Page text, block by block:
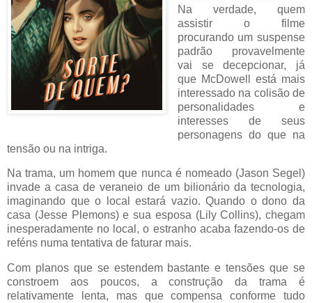
Na verdade, quem
assistir o filme
procurando um suspense
padrão provavelmente
vai se decepcionar, já
que McDowell está mais
interessado na colisão de
personalidades e
interesses de seus
personagens do que na
tensão ou na intriga.
Na trama, um homem que nunca é nomeado (Jason Segel)
invade a casa de veraneio de um bilionário da tecnologia,
imaginando que o local estará vazio. Quando o dono da
casa (Jesse Plemons) e sua esposa (Lily Collins), chegam
inesperadamente no local, o estranho acaba fazendo-os de
reféns numa tentativa de faturar mais.
Com planos que se estendem bastante e tensões que se
constroem aos poucos, a construção da trama é
relativamente lenta, mas que compensa conforme tudo